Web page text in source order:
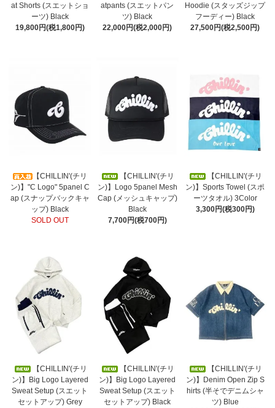
at Shorts (スエットショ
ーツ) Black
19,800円(税1,800円)
atpants (スエットパン
ツ) Black
22,000円(税2,000円)
Hoodie (スタッズジップ
フーディー) Black
27,500円(税2,500円)
【CHILLIN'(チリ
ン)】"C Logo" 5panel C
ap (スナップバックキャ
ップ) Black
SOLD OUT
【CHILLIN'(チリ
ン)】Logo 5panel Mesh
Cap (メッシュキャップ)
Black
7,700円(税700円)
【CHILLIN'(チリ
ン)】Sports Towel (スポ
ーツタオル) 3Color
3,300円(税300円)
【CHILLIN'(チリ
ン)】Big Logo Layered
Sweat Setup (スエット
セットアップ) Grey
【CHILLIN'(チリ
ン)】Big Logo Layered
Sweat Setup (スエット
セットアップ) Black
【CHILLIN'(チリ
ン)】Denim Open Zip S
hirts (半そでデニムシャ
ツ) Blue